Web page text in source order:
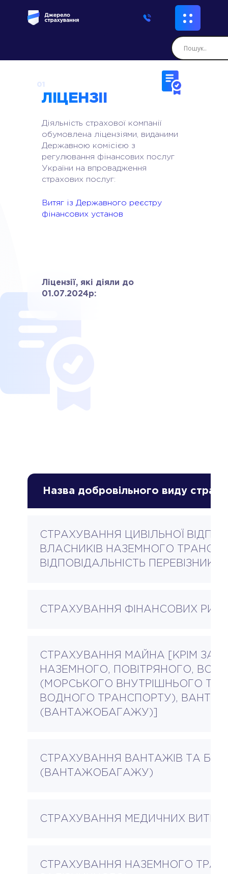
01
ЛІЦЕНЗІЇ
Діяльність страхової компанії
обумовлена ліцензіями, виданими
Державною комісією з
регулювання фінансових послуг
України на впровадження
страхових послуг:
Витяг із Державного реєстру
фінансових установ
Ліцензії, які діяли до
01.07.2024р:
Назва добровільного виду
СТРАХУВАННЯ ЦИВІЛЬНОЇ
ВЛАСНИКІВ НАЗЕМНОГО
ВІДПОВІДАЛЬНІСТЬ ПЕРЕВІЗНИКА)
СТРАХУВАННЯ ФІНАНСОВИХ
СТРАХУВАННЯ МАЙНА [КРІМ
НАЗЕМНОГО, ПОВІТРЯНОГО,
(МОРСЬКОГО ВНУТРІШНЬОГО ТА
ВОДНОГО ТРАНСПОРТУ),
(ВАНТАЖОБАГАЖУ)]
СТРАХУВАННЯ ВАНТАЖІВ ТА
(ВАНТАЖОБАГАЖУ)
СТРАХУВАННЯ МЕДИЧНИХ
СТРАХУВАННЯ НАЗЕМНОГО